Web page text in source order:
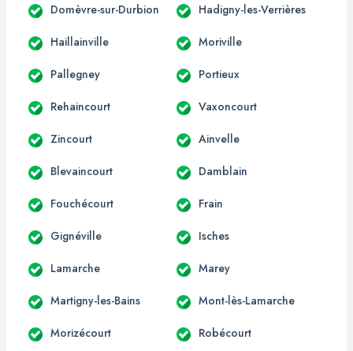
Domèvre-sur-Durbion Hadigny-les-Verrières
Haillainville Moriville
Pallegney Portieux
Rehaincourt Vaxoncourt
Zincourt Ainvelle
Blevaincourt Damblain
Fouchécourt Frain
Gignéville Isches
Lamarche Marey
Martigny-les-Bains Mont-lès-Lamarche
Morizécourt Robécourt